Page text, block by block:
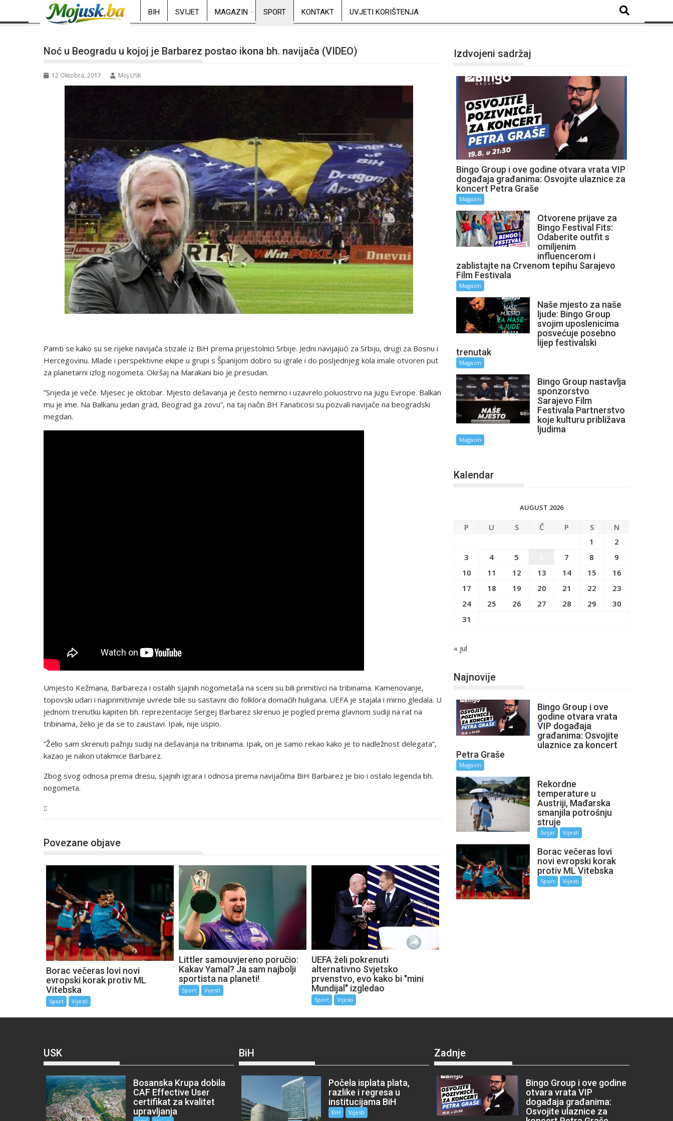
BIH SVIJET MAGAZIN SPORT KONTAKT UVJETI KORIŠTENJA
Noć u Beogradu u kojoj je Barbarez postao ikona bh. navijača (VIDEO)
12 Oktobra, 2017 Moj USK
Pamti se kako su se rijeke navijača stizale iz BiH prema prijestolnici Srbije. Jedni navijajući za Srbiju, drugi za Bosnu i
Hercegovinu. Mlade i perspektivne ekipe u grupi s Španijom dobro su igrale i do posljednjeg kola imale otvoren put
za planetarni izlog nogometa. Okršaj na Marakani bio je presudan.
”Srijeda je veče. Mjesec je oktobar. Mjesto dešavanja je često nemirno i uzavrelo poluostrvo na jugu Evrope. Balkan
mu je ime. Na Balkanu jedan grad, Beograd ga zovu”, na taj način BH Fanaticosi su pozvali navijače na beogradski
megdan.
Umjesto Kežmana, Barbareza i ostalih sjajnih nogometaša na sceni su bili primitivci na tribinama. Kamenovanje,
topovski udari i najprimitivnije uvrede bile su sastavni dio folklora domaćih huligana. UEFA je stajala i mirno gledala. U
jednom trenutku kapiten bh. reprezentacije Sergej Barbarez skrenuo je pogled prema glavnom sudiji na rat na
tribinama, želio je da se to zaustavi. Ipak, nije uspio.
”Želio sam skrenuti pažnju sudiji na dešavanja na tribinama. Ipak, on je samo rekao kako je to nadležnost delegata”,
kazao je nakon utakmice Barbarez.
Zbog svog odnosa prema dresu, sjajnih igrara i odnosa prema navijačima BiH Barbarez je bio i ostalo legenda bh.
nogometa.
Povezane objave
Borac večeras lovi novi
evropski korak protiv ML
Vitebska
Sport Vijesti
Littler samouvjereno poručio:
Kakav Yamal? Ja sam najbolji
sportista na planeti!
Sport Vijesti
UEFA želi pokrenuti
alternativno Svjetsko
prvenstvo, evo kako bi "mini
Mundijal" izgledao
Sport Vijesti
Izdvojeni sadržaj
Bingo Group i ove godine otvara vrata VIP
događaja građanima: Osvojite ulaznice za
koncert Petra Graše
Magazin
Otvorene prijave za
Bingo Festival Fits:
Odaberite outfit s
omiljenim
influencerom i
zablistajte na Crvenom tepihu Sarajevo
Film Festivala
Magazin
Naše mjesto za naše
ljude: Bingo Group
svojim uposlenicima
posvećuje posebno
lijep festivalski
trenutak
Magazin
Bingo Group nastavlja
sponzorstvo
Sarajevo Film
Festivala Partnerstvo
koje kulturu približava
ljudima
Magazin
Kalendar
AUGUST 2026
P U S Č P S
N
1
2
3
4 5 7 8
9
10
11 12 13 14 15
16
17
18 19 20 21 22
23
24
25 26 27 28 29
30
31
« jul
Najnovije
Bingo Group i ove
godine otvara vrata
VIP događaja
građanima: Osvojite
ulaznice za koncert
Petra Graše
Magazin
Rekordne
temperature u
Austriji, Mađarska
smanjila potrošnju
struje
Svijet Vijesti
Borac večeras lovi
novi evropski korak
protiv ML Vitebska
Sport Vijesti
USK
Bosanska Krupa dobila
CAF Effective User
certifikat za kvalitet
upravljanja
BiH
Počela isplata plata,
razlike i regresa u
institucijama BiH
BiH Vijesti
Zadnje
Bingo Group i ove godine
otvara vrata VIP
događaja građanima:
Osvojite ulaznice za